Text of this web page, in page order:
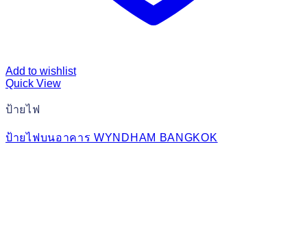
Add to wishlist
Quick View
ป้ายไฟ
ป้ายไฟบนอาคาร WYNDHAM BANGKOK